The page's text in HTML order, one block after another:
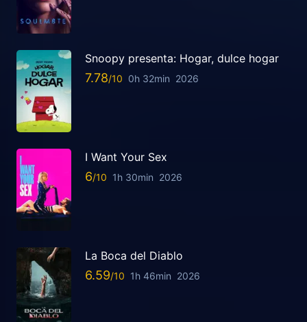
Snoopy presenta: Hogar, dulce hogar
7.78 0h 32min 2026
I Want Your Sex
6 1h 30min 2026
La Boca del Diablo
6.59 1h 46min 2026